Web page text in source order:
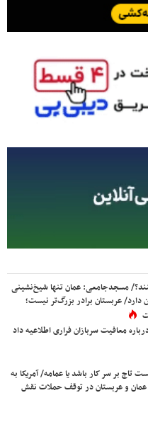
مسجدجامعی: عمان تنها شیخ‌نشینی
دارد/ عربستان برادر بزرگ‌تر نیست؛
معافیت سربازان فراری اطلاعیه داد
تاج بر سر کار باشد یا عمامه/ آمریکا به
و عربستان در توقف حملات نقش